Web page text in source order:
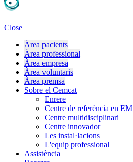
Close
Àrea pacients
Àrea professional
Àrea empresa
Àrea voluntaris
Àrea premsa
Sobre el Cemcat
Enrere
Centre de referència en EM
Centre multidisciplinari
Centre innovador
Les instal·lacions
L'equip professional
Assistència